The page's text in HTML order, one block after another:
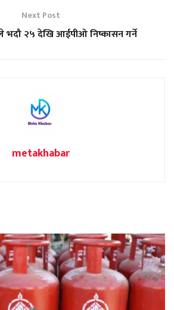
Next Post
भदौ २५ देखि आईपीओ निष्कासन गर्ने
metakhabar